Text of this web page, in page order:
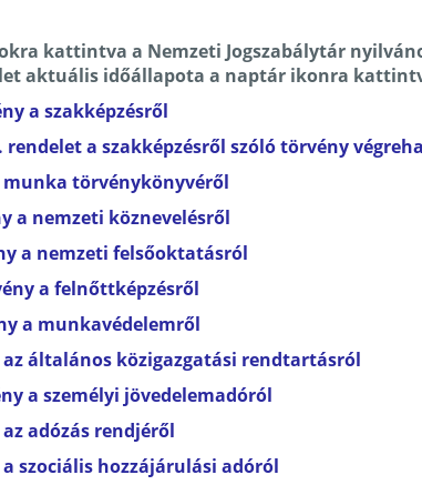
kattintva a Nemzeti Jogszabálytár
aktuális időállapota a naptár ikonra
a szakképzésről
rendeleta szakképzésről szóló törvény
munka törvénykönyvéről
a nemzeti köznevelésről
a nemzeti felsőoktatásról
a felnőttképzésről
a munkavédelemről
általános közigazgatási rendtartásról
a személyi jövedelemadóról
adózás rendjéről
szociális hozzájárulási adóról